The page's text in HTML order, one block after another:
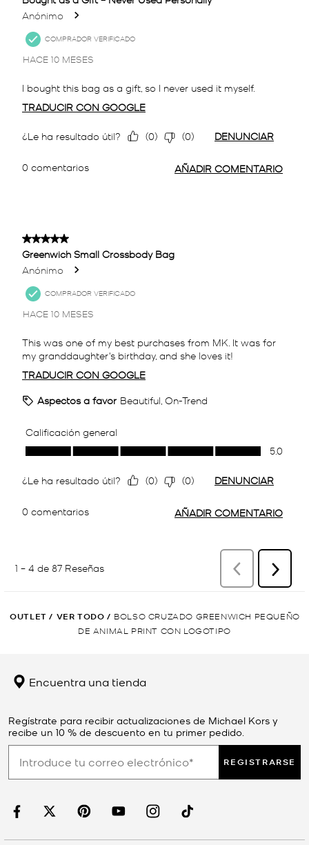
OUTLET / VER TODO / BOLSO CRUZADO GREENWICH PEQUEÑO
DE ANIMAL PRINT CON LOGOTIPO
Encuentra una tienda
Regístrate para recibir actualizaciones de Michael Kors y
recibe un 10 % de descuento en tu primer pedido.
REGISTRARSE